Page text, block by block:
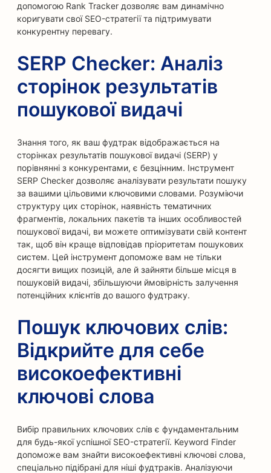
допомогою Rank Tracker дозволяє вам динамічно
коригувати свої SEO-стратегії та підтримувати
конкурентну перевагу.
SERP Checker: Аналіз
сторінок результатів
пошукової видачі
Знання того, як ваш фудтрак відображається на
сторінках результатів пошукової видачі (SERP) у
порівнянні з конкурентами, є безцінним. Інструмент
SERP Checker дозволяє аналізувати результати пошуку
за вашими цільовими ключовими словами. Розуміючи
структуру цих сторінок, наявність тематичних
фрагментів, локальних пакетів та інших особливостей
пошукової видачі, ви можете оптимізувати свій контент
так, щоб він краще відповідав пріоритетам пошукових
систем. Цей інструмент допоможе вам не тільки
досягти вищих позицій, але й зайняти більше місця в
пошуковій видачі, збільшуючи ймовірність залучення
потенційних клієнтів до вашого фудтраку.
Пошук ключових слів:
Відкрийте для себе
високоефективні
ключові слова
Вибір правильних ключових слів є фундаментальним
для будь-якої успішної SEO-стратегії. Keyword Finder
допоможе вам знайти високоефективні ключові слова,
спеціально підібрані для ніші фудтраків. Аналізуючи